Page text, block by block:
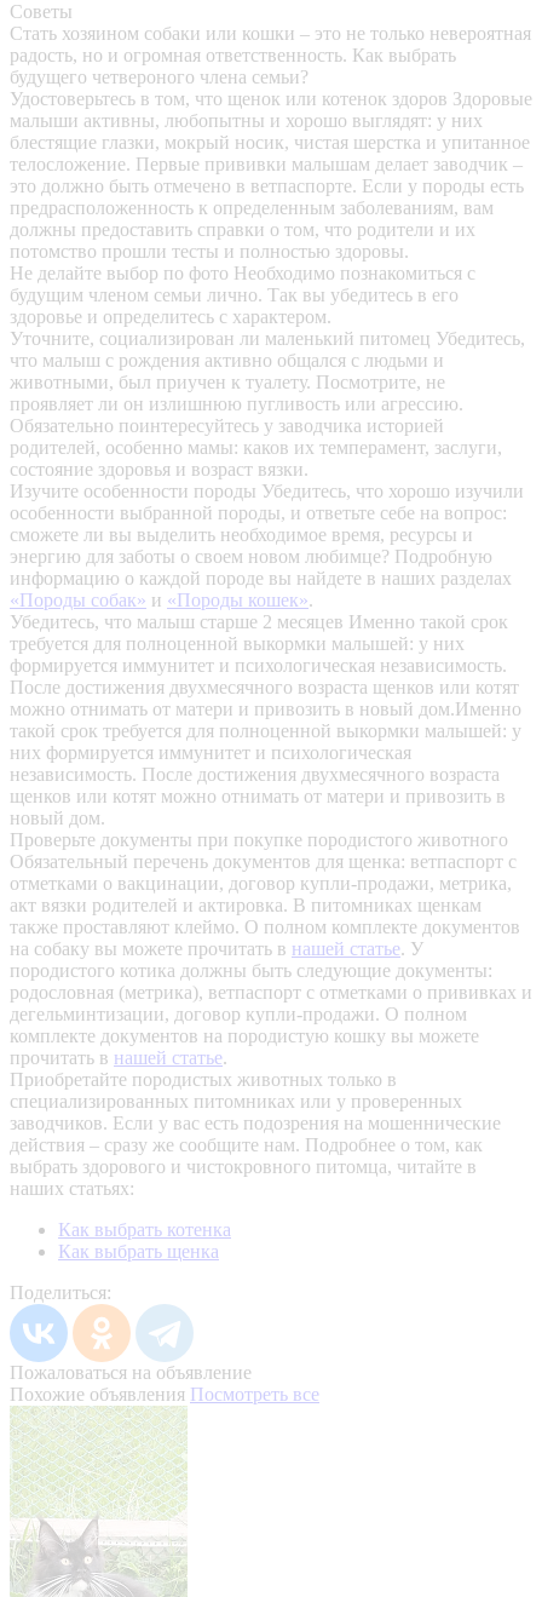
Советы
Стать хозяином собаки или кошки – это не только невероятная
радость, но и огромная ответственность. Как выбрать
будущего четвероного члена семьи?
Удостоверьтесь в том, что щенок или котенок здоров Здоровые
малыши активны, любопытны и хорошо выглядят: у них
блестящие глазки, мокрый носик, чистая шерстка и упитанное
телосложение. Первые прививки малышам делает заводчик –
это должно быть отмечено в ветпаспорте. Если у породы есть
предрасположенность к определенным заболеваниям, вам
должны предоставить справки о том, что родители и их
потомство прошли тесты и полностью здоровы.
Не делайте выбор по фото Необходимо познакомиться с
будущим членом семьи лично. Так вы убедитесь в его
здоровье и определитесь с характером.
Уточните, социализирован ли маленький питомец Убедитесь,
что малыш с рождения активно общался с людьми и
животными, был приучен к туалету. Посмотрите, не
проявляет ли он излишнюю пугливость или агрессию.
Обязательно поинтересуйтесь у заводчика историей
родителей, особенно мамы: каков их темперамент, заслуги,
состояние здоровья и возраст вязки.
Изучите особенности породы Убедитесь, что хорошо изучили
особенности выбранной породы, и ответьте себе на вопрос:
сможете ли вы выделить необходимое время, ресурсы и
энергию для заботы о своем новом любимце? Подробную
информацию о каждой породе вы найдете в наших разделах
«Породы собак» и «Породы кошек».
Убедитесь, что малыш старше 2 месяцев Именно такой срок
требуется для полноценной выкормки малышей: у них
формируется иммунитет и психологическая независимость.
После достижения двухмесячного возраста щенков или котят
можно отнимать от матери и привозить в новый дом.Именно
такой срок требуется для полноценной выкормки малышей: у
них формируется иммунитет и психологическая
независимость. После достижения двухмесячного возраста
щенков или котят можно отнимать от матери и привозить в
новый дом.
Проверьте документы при покупке породистого животного
Обязательный перечень документов для щенка: ветпаспорт с
отметками о вакцинации, договор купли-продажи, метрика,
акт вязки родителей и актировка. В питомниках щенкам
также проставляют клеймо. О полном комплекте документов
на собаку вы можете прочитать в нашей статье. У
породистого котика должны быть следующие документы:
родословная (метрика), ветпаспорт с отметками о прививках и
дегельминтизации, договор купли-продажи. О полном
комплекте документов на породистую кошку вы можете
прочитать в нашей статье.
Приобретайте породистых животных только в
специализированных питомниках или у проверенных
заводчиков. Если у вас есть подозрения на мошеннические
действия – сразу же сообщите нам. Подробнее о том, как
выбрать здорового и чистокровного питомца, читайте в
наших статьях:
Как выбрать котенка
Как выбрать щенка
Поделиться:
Пожаловаться на объявление
Похожие объявления Посмотреть все